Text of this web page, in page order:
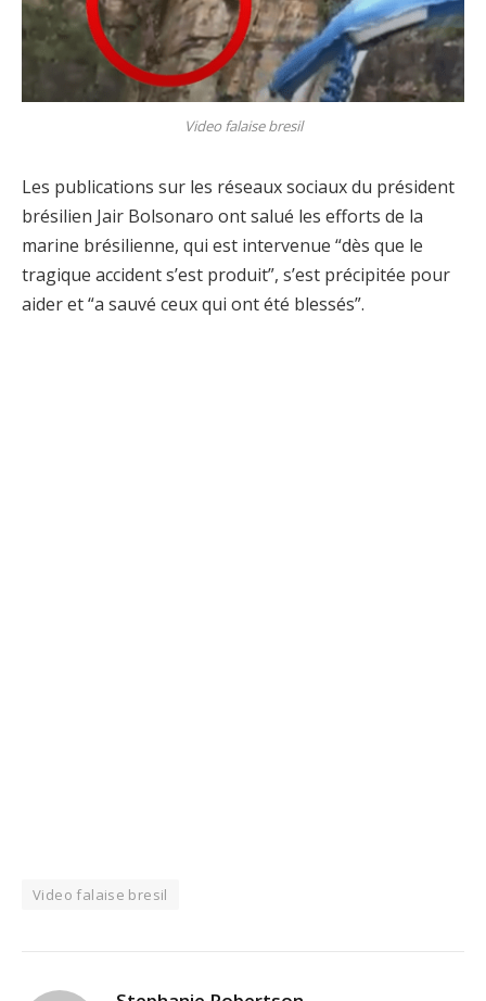
Video falaise bresil
Les publications sur les réseaux sociaux du président
brésilien Jair Bolsonaro ont salué les efforts de la
marine brésilienne, qui est intervenue “dès que le
tragique accident s’est produit”, s’est précipitée pour
aider et “a sauvé ceux qui ont été blessés”.
Video falaise bresil